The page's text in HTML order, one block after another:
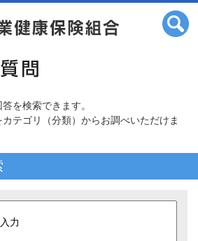
を検索できます。
テゴリ（分類）からお調べいただけま